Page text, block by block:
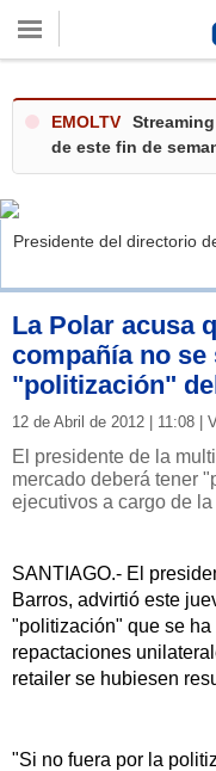
EMOLTV
de este fin de
Presidente del directorio
La Polar acusa
compañía no
"politización"
12 de Abril de 2012 | 11:08 |
El presidente de la
mercado deberá tener
ejecutivos a cargo de
SANTIAGO.- El
Barros, advirtió este
"politización" que se
repactaciones
retailer se hubiesen
"Si no fuera por la